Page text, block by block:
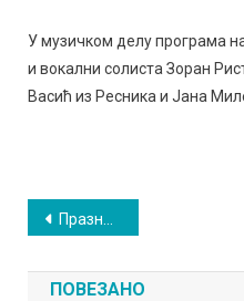
У музичком делу програма
и вокални солиста Зоран
Васић из Ресника и Јана
Кретање
чланка
Празнична честитка председника општине
ПОВЕЗАНО